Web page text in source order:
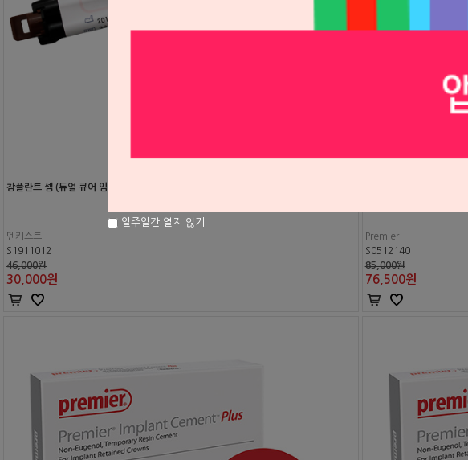
참플란트 셈 (듀얼 큐어 임플란트 시멘트)
덴키스트
S1911012
46,000원
30,000원
Premier
S0512140
85,000원
76,500원
일주일간 열지 않기